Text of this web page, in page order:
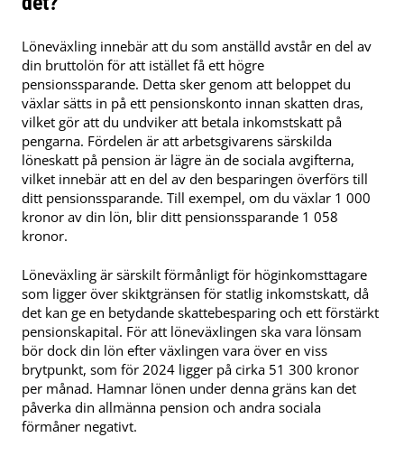
Löneväxling innebär att du som anställd avstår en del av
din bruttolön för att istället få ett högre
pensionssparande. Detta sker genom att beloppet du
växlar sätts in på ett pensionskonto innan skatten dras,
vilket gör att du undviker att betala inkomstskatt på
pengarna. Fördelen är att arbetsgivarens särskilda
löneskatt på pension är lägre än de sociala avgifterna,
vilket innebär att en del av den besparingen överförs till
ditt pensionssparande. Till exempel, om du växlar 1 000
kronor av din lön, blir ditt pensionssparande 1 058
kronor.
Löneväxling är särskilt förmånligt för höginkomsttagare
som ligger över skiktgränsen för statlig inkomstskatt, då
det kan ge en betydande skattebesparing och ett förstärkt
pensionskapital. För att löneväxlingen ska vara lönsam
bör dock din lön efter växlingen vara över en viss
brytpunkt, som för 2024 ligger på cirka 51 300 kronor
per månad. Hamnar lönen under denna gräns kan det
påverka din allmänna pension och andra sociala
förmåner negativt.